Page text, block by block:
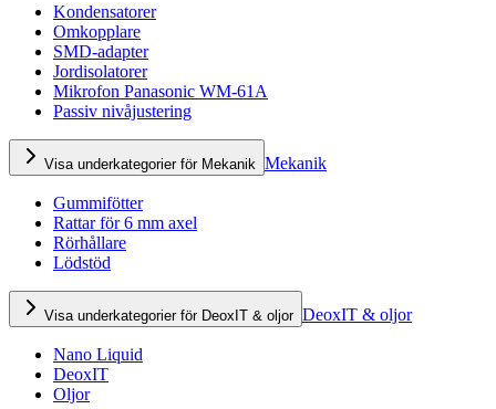
Kondensatorer
Omkopplare
SMD-adapter
Jordisolatorer
Mikrofon Panasonic WM-61A
Passiv nivåjustering
Visa underkategorier för Mekanik Mekanik
Gummifötter
Rattar för 6 mm axel
Rörhållare
Lödstöd
Visa underkategorier för DeoxIT & oljor DeoxIT & oljor
Nano Liquid
DeoxIT
Oljor